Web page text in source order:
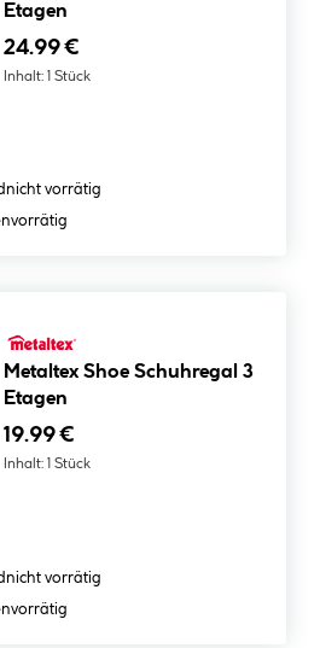
Etagen
24.99 €
Inhalt: 1 Stück
nicht vorrätig
vorrätig
Metaltex Shoe Schuhregal 3
Etagen
19.99 €
Inhalt: 1 Stück
nicht vorrätig
vorrätig